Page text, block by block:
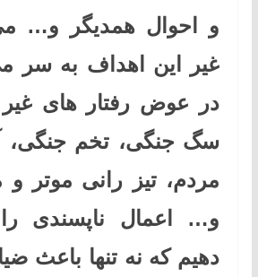
و احوال همدیگر و…
غیر این اهداف به سر
در عوض رفتار های
سگ جنگی، تخم جنگی،
مردم، تیز رانی موتر و
و… اعمال ناپسندی
دهیم که نه تنها باعث